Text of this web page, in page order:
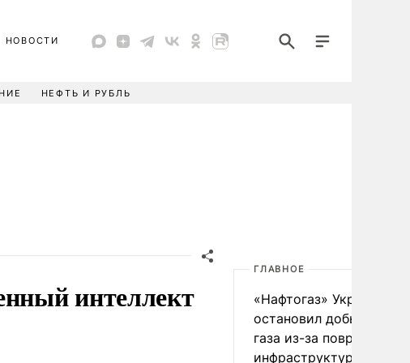
НОВОСТИ
НЕФТЬ И РУБЛЬ
интеллект
ГЛАВНОЕ
«Нафтогаз» Украины
остановил добычу
газа из-за повреждения
инфраструктуры